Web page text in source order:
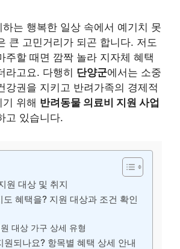
는 행복한 일상 속에서 예기치 못
큰 고민거리가 되곤 합니다. 저도
주할 때면 깜짝 놀라 지자체 혜택
라고요. 다행히 단양군에서는 소중
강권을 지키고 반려가족의 경제적
위해 반려동물 의료비 지원 사업
고 있습니다.
원 대상 및 취지
도 혜택을? 지원 대상과 조건 확인
대상 가구 상세 유형
원되나요? 항목별 혜택 상세 안내